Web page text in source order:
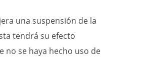
una suspensión de la
tendrá su efecto
no se haya hecho uso de